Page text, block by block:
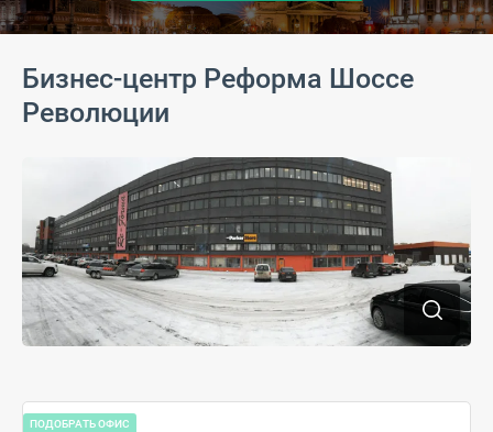
Бизнес-центр Реформа Шоссе
Революции
ПОДОБРАТЬ ОФИС